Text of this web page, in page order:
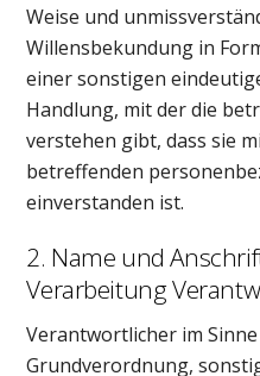
Weise und
Willensbekundung in
einer sonstigen
Handlung, mit der die
verstehen gibt, dass sie
betreffenden
einverstanden ist.
2. Name und
Verarbeitung
Verantwortlicher im
Grundverordnung,